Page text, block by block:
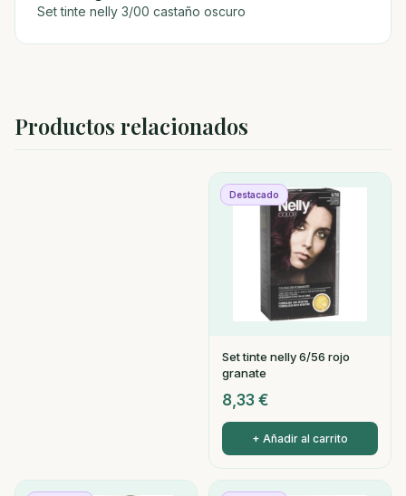
Set tinte nelly 3/00 castaño oscuro
Productos relacionados
Destacado
Set tinte nelly 6/56 rojo
granate
8,33 €
+ Añadir al carrito